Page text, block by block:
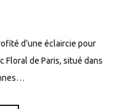
d’une éclaircie pour
Floral de Paris, situé dans